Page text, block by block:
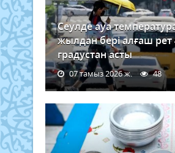
Сеулде ауа
жылдан бері алғаш рет
градустан асты
07 тамыз 2026 ж. 48